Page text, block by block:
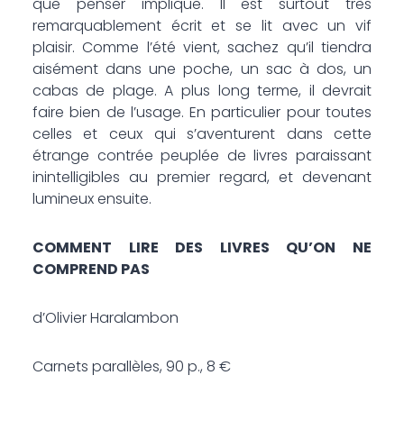
que penser implique. Il est surtout très
remarquablement écrit et se lit avec un vif
plaisir. Comme l’été vient, sachez qu’il tiendra
aisément dans une poche, un sac à dos, un
cabas de plage. A plus long terme, il devrait
faire bien de l’usage. En particulier pour toutes
celles et ceux qui s’aventurent dans cette
étrange contrée peuplée de livres paraissant
inintelligibles au premier regard, et devenant
lumineux ensuite.
COMMENT LIRE DES LIVRES QU’ON NE
COMPREND PAS
d’Olivier Haralambon
Carnets parallèles, 90 p., 8 €